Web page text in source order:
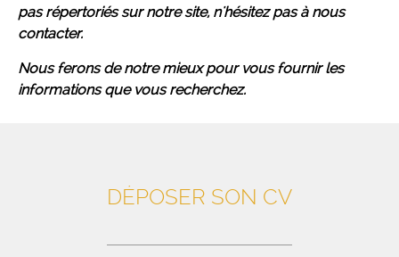
pas répertoriés sur notre site, n'hésitez pas à nous
contacter.
Nous ferons de notre mieux pour vous fournir les
informations que vous recherchez.
DÉPOSER SON CV